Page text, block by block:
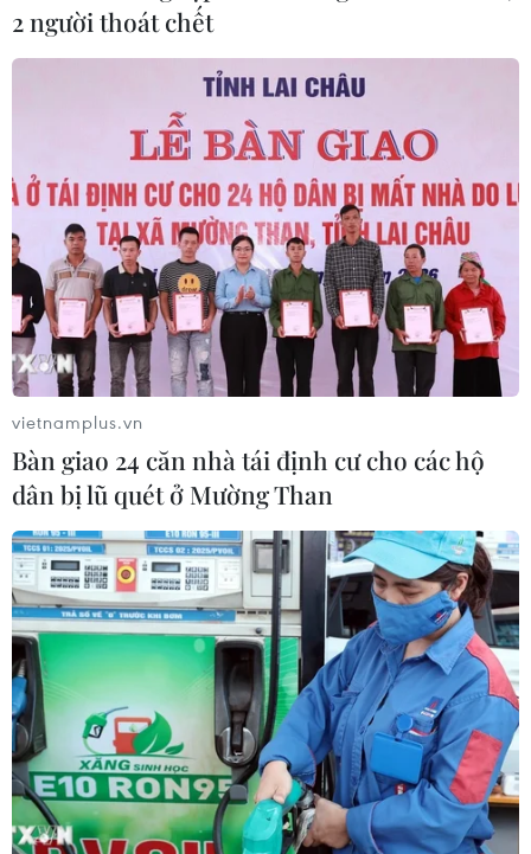
2 người thoát chết
vietnamplus.vn
Bàn giao 24 căn nhà tái định cư cho các hộ
dân bị lũ quét ở Mường Than